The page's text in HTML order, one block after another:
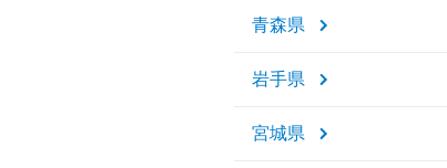
青森県
岩手県
宮城県